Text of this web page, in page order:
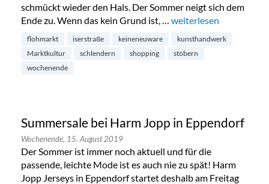
schmückt wieder den Hals. Der Sommer neigt sich dem
Ende zu. Wenn das kein Grund ist, … „Flohmarkt und
weiterlesen
flohmarkt iserstraße keineneuware
kunsthandwerk
Marktkultur
schlendern shopping
stöbern
wochenende
Summersale bei Harm Jopp in Eppendorf
Wochenende, 15. August 2019
Der Sommer ist immer noch aktuell und für die
passende, leichte Mode ist es auch nie zu spät! Harm
Jopp Jerseys in Eppendorf startet deshalb am Freitag